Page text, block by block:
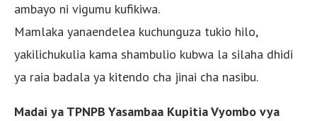
ambayo ni vigumu kufikiwa.
Mamlaka yanaendelea kuchunguza tukio hilo,
yakilichukulia kama shambulio kubwa la silaha dhidi
ya raia badala ya kitendo cha jinai cha nasibu.
Madai ya TPNPB Yasambaa Kupitia Vyombo vya